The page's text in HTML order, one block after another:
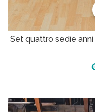
Set quattro sedie